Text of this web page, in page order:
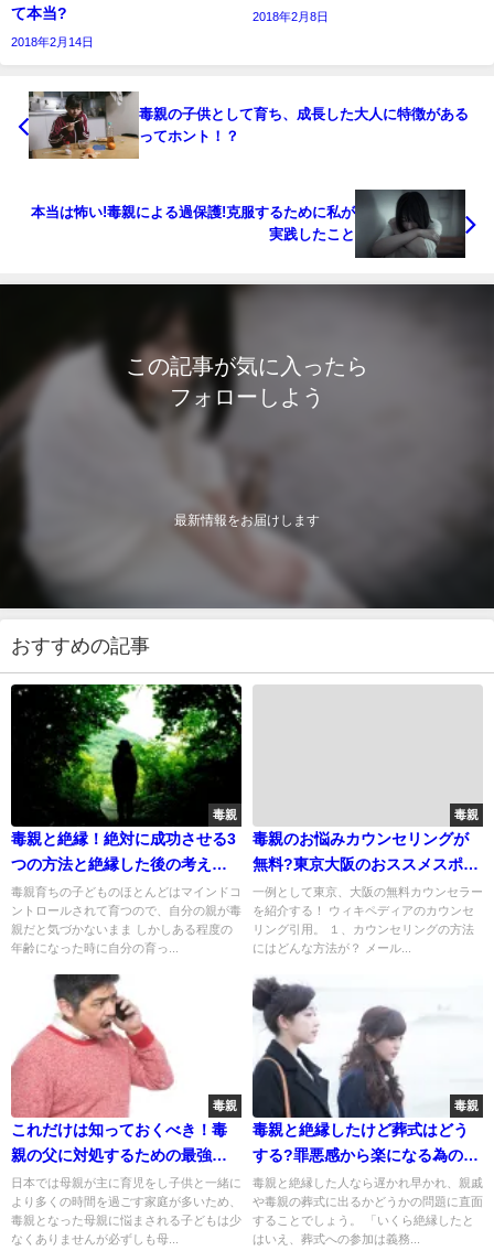
て本当?
2018年2月14日
2018年2月8日
毒親の子供として育ち、成長した大人に特徴がある
ってホント！？
本当は怖い!毒親による過保護!克服するために私が
実践したこと
この記事が気に入ったら
フォローしよう
最新情報をお届けします
おすすめの記事
毒親
毒親と絶縁！絶対に成功させる3
つの方法と絶縁した後の考え方
とは？
毒親育ちの子どものほとんどはマインドコ
ントロールされて育つので、自分の親が毒
親だと気づかないまま しかしある程度の
年齢になった時に自分の育っ...
毒親
毒親のお悩みカウンセリングが
無料?東京大阪のおススメスポッ
ト3選
一例として東京、大阪の無料カウンセラー
を紹介する！ ウィキペディアのカウンセ
リング引用。 １、カウンセリングの方法
にはどんな方法が？ メール...
毒親
これだけは知っておくべき！毒
親の父に対処するための最強の
方法！
日本では母親が主に育児をし子供と一緒に
より多くの時間を過ごす家庭が多いため、
毒親となった母親に悩まされる子どもは少
なくありませんが必ずしも母...
毒親
毒親と絶縁したけど葬式はどう
する?罪悪感から楽になる為の3
つのこと
毒親と絶縁した人なら遅かれ早かれ、親戚
や毒親の葬式に出るかどうかの問題に直面
することでしょう。 「いくら絶縁したと
はいえ、葬式への参加は義務...